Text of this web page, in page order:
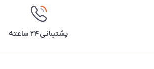
پشتیبانی ۲۴ ساعته